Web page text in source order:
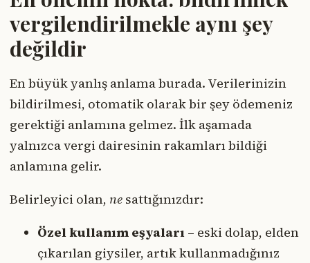
vergilendirilmekle aynı şey
değildir
En büyük yanlış anlama burada. Verilerinizin
bildirilmesi, otomatik olarak bir şey ödemeniz
gerektiği anlamına gelmez. İlk aşamada
yalnızca vergi dairesinin rakamları bildiği
anlamına gelir.
Belirleyici olan, ne sattığınızdır:
Özel kullanım eşyaları – eski dolap, elden
çıkarılan giysiler, artık kullanmadığınız